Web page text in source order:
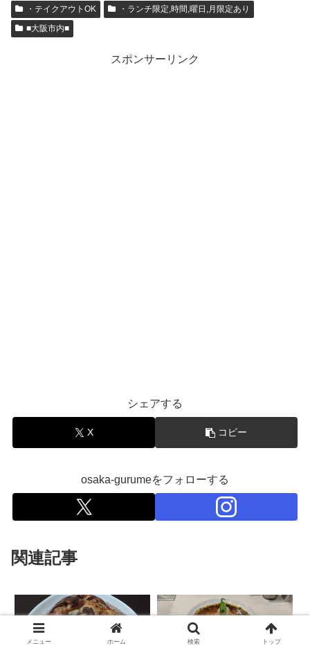
・テイクアウトOK
・ランチ限定,時間,曜日,月限定あり
■大阪市内■
スポンサーリンク
シェアする
X コピー
osaka-gurumeをフォローする
関連記事
メニュー ホーム 検索 トップ